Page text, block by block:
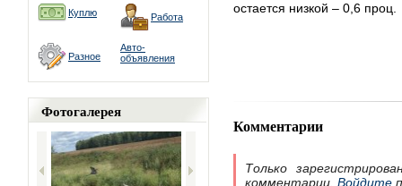
Куплю Работа
Разное
Авто-
объявления
Фотогалерея
остается низкой – 0,6 проц.
Комментарии
Только
комментарии. Войдите